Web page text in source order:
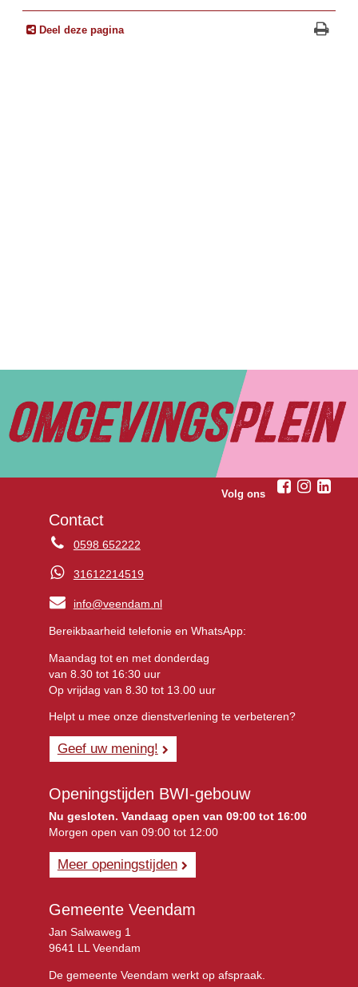
Deel deze pagina
Volg ons
Contact
0598 652222
31612214519
info@veendam.nl
Bereikbaarheid telefonie en WhatsApp:
Maandag tot en met donderdag
van 8.30 tot 16:30 uur
Op vrijdag van 8.30 tot 13.00 uur
Helpt u mee onze dienstverlening te verbeteren?
Geef uw mening!
Openingstijden BWI-gebouw
Nu gesloten. Vandaag open van 09:00 tot 16:00
Morgen open van 09:00 tot 12:00
Meer openingstijden
Gemeente Veendam
Jan Salwaweg 1
9641 LL Veendam
De gemeente Veendam werkt op afspraak.